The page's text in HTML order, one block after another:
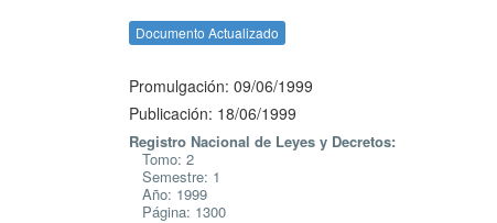
Documento Actualizado
Promulgación: 09/06/1999
Publicación: 18/06/1999
Registro Nacional de Leyes y Decretos:
Tomo: 2
Semestre: 1
Año: 1999
Página: 1300